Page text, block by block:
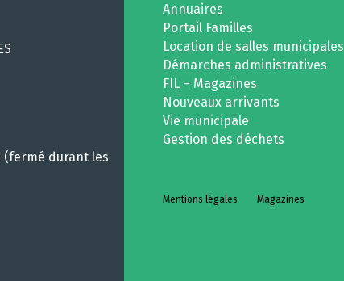
(fermé durant les
Annuaires
Portail Familles
Location de salles municipales
Démarches administratives
FIL – Magazines
Nouveaux arrivants
Vie municipale
Gestion des déchets
Mentions légales Magazines